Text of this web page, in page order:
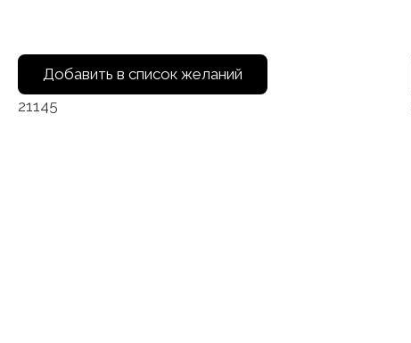
Добавить в список желаний
21145